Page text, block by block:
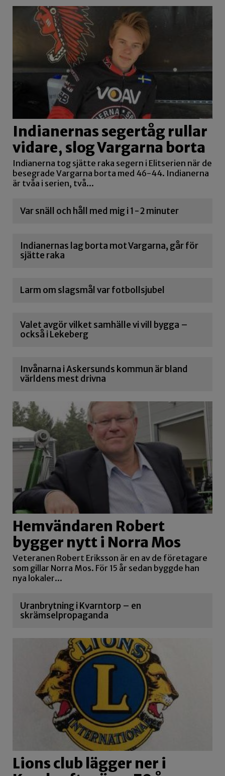
Indianernas segertåg rullar
vidare, slog Vargarna borta
Indianerna tog sjätte raka segern i Elitserien när de
besegrade Vargarna borta med 46-44. Indianerna
är tvåa i serien, två...
Var snäll och håll med mig i 1-2 minuter
Indianernas lag borta mot Vargarna, går för
sjätte raka
Larm om slagsmål var fotbollsjubel
Valet avgör vilket samhälle vi vill bygga –
också i Lekeberg
Invånarna i Askersunds kommun är bland
världens mest drivna
Hemvändaren Robert
bygger nytt i Norra Mos
Veteranen Robert Eriksson är en av de företagare
som gillar Norra Mos. För 15 år sedan byggde han
nya lokaler...
Uranbrytning i Kvarntorp – en
skrämselpropaganda
Lions club lägger ner i